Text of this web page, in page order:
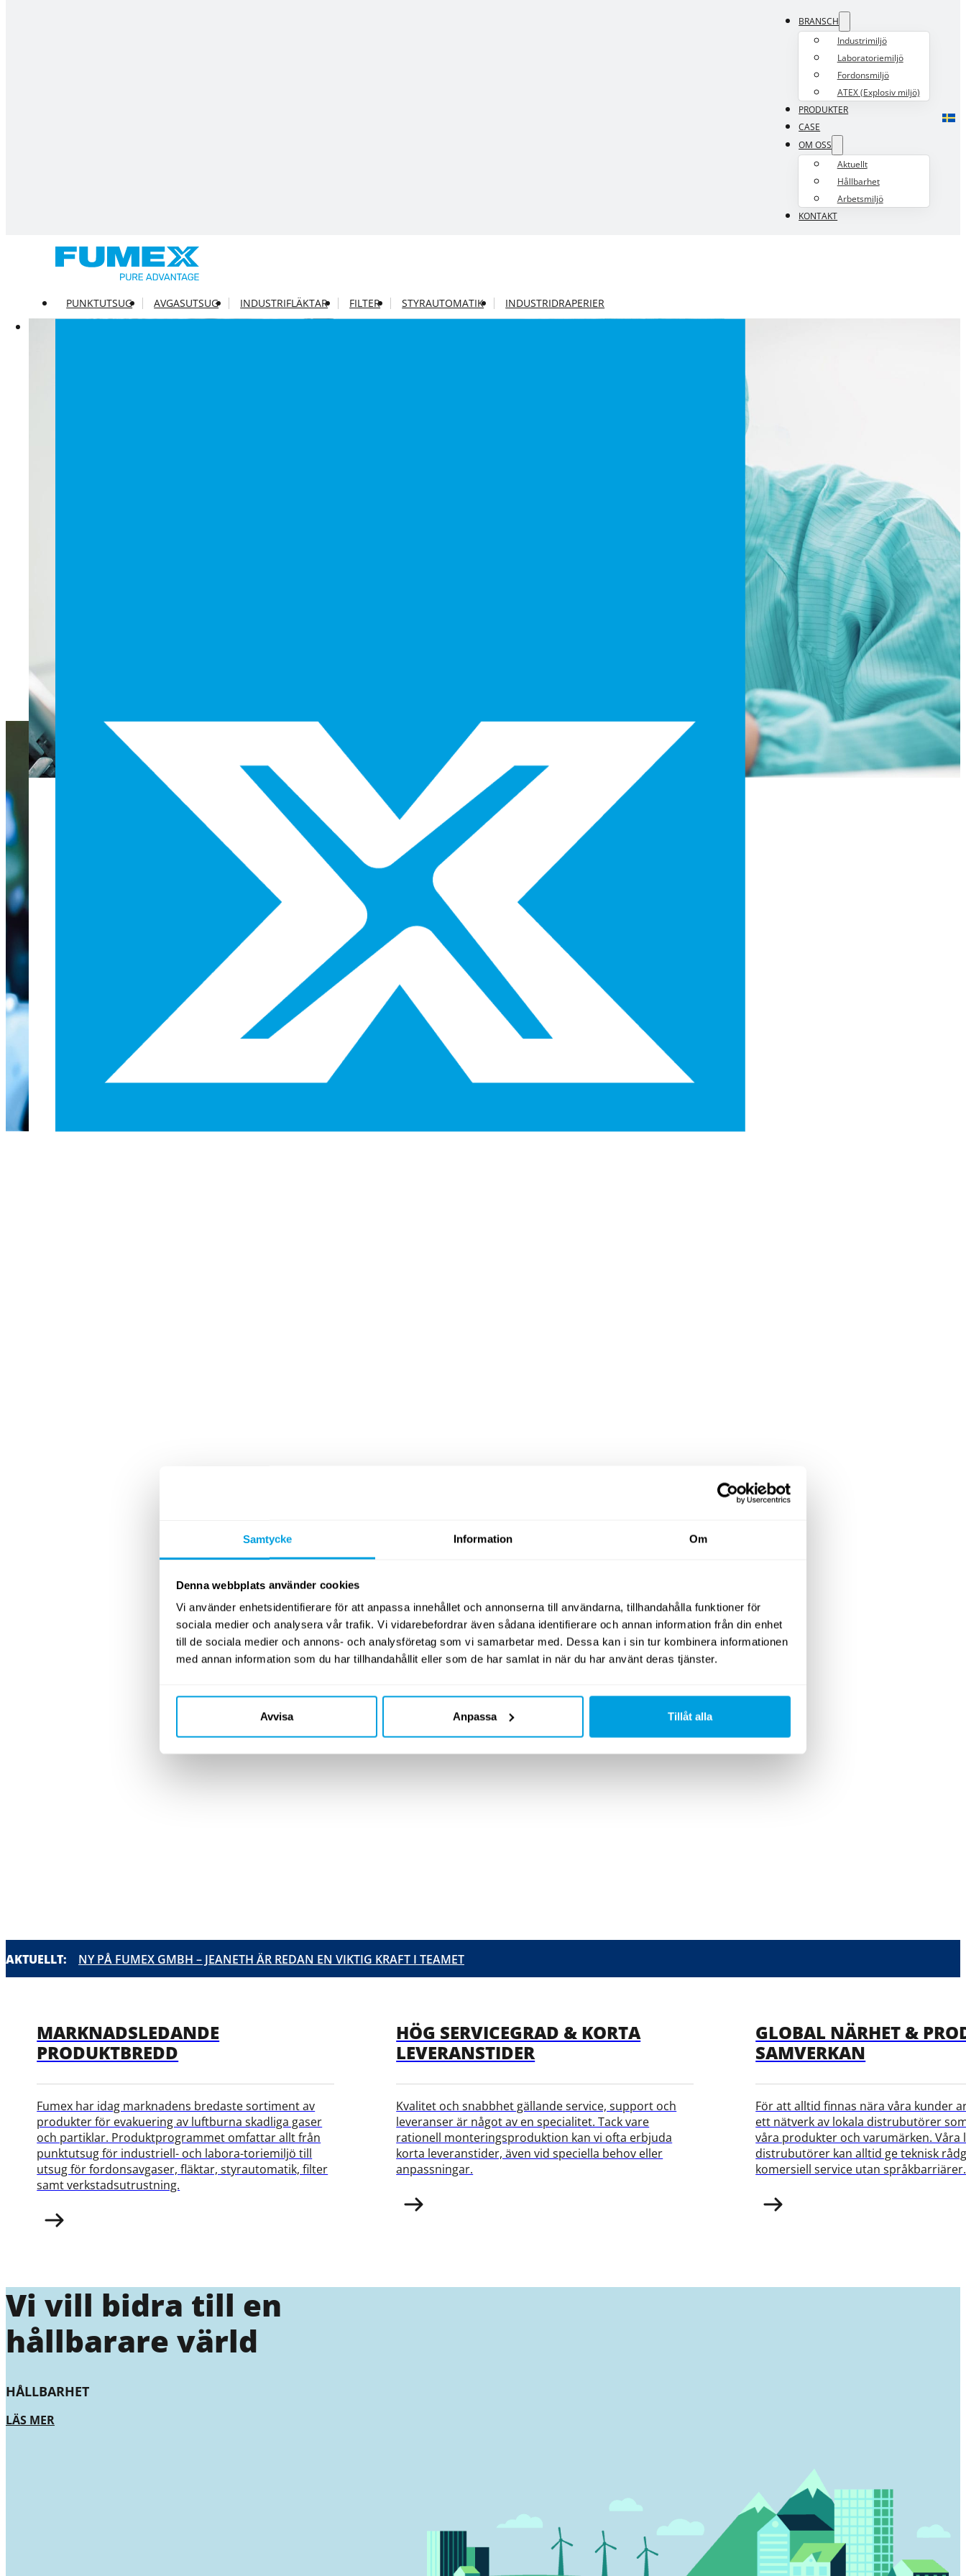
Samtycke Information Om
Denna webbplats använder cookies
Vi använder enhetsidentifierare för att anpassa innehållet och annonserna till användarna, tillhandahålla funktioner för
sociala medier och analysera vår trafik. Vi vidarebefordrar även sådana identifierare och annan information från din enhet
till de sociala medier och annons- och analysföretag som vi samarbetar med. Dessa kan i sin tur kombinera informationen
med annan information som du har tillhandahållit eller som de har samlat in när du har använt deras tjänster.
Avvisa Anpassa Tillåt alla
BRANSCH
Industrimiljö
Laboratoriemiljö
Fordonsmiljö
ATEX (Explosiv miljö)
PRODUKTER
CASE
OM OSS
Aktuellt
Hållbarhet
Arbetsmiljö
KONTAKT
PUNKTUTSUG AVGASUTSUG INDUSTRIFLÄKTAR FILTER STYRAUTOMATIK INDUSTRIDRAPERIER
AKTUELLT:
ÖPPETTIDER SOMMAREN 2026
NY PÅ FUMEX GMBH – JEANETH ÄR REDAN EN VIKTIG KRAFT I TEAMET
FUMEX AB INLEDER SAMARBETE MED JONATHAN ENGSTRÖM
NÄR RÄTT KOMPETENS MÖTER RÄTT IDÉ – FUMEX AUGMENTED REALITY APP
MARIA LIDSTRÖM ÄR NY VD PÅ FUMEX – “VI BEHÖVER INTE SPRINGA FORT, MEN VI VET VART VI SKA”
MARKNADSLEDANDE
PRODUKTBREDD
Fumex har idag marknadens bredaste sortiment av
produkter för evakuering av luftburna skadliga gaser
och partiklar. Produktprogrammet omfattar allt från
punktutsug för industriell- och labora-toriemiljö till
utsug för fordonsavgaser, fläktar, styrautomatik, filter
samt verkstadsutrustning.
HÖG SERVICEGRAD & KORTA
LEVERANSTIDER
Kvalitet och snabbhet gällande service, support och
leveranser är något av en specialitet. Tack vare
rationell monteringsproduktion kan vi ofta erbjuda
korta leveranstider, även vid speciella behov eller
anpassningar.
GLOBAL NÄRHET &
SAMVERKAN
För att alltid finnas nära våra kunder
ett nätverk av lokala distrubutörer
våra produkter och varumärken. Våra
distrubutörer kan alltid ge teknisk
komersiell service utan språkbarriärer.
Vi vill bidra till en
hållbarare värld
HÅLLBARHET
LÄS MER